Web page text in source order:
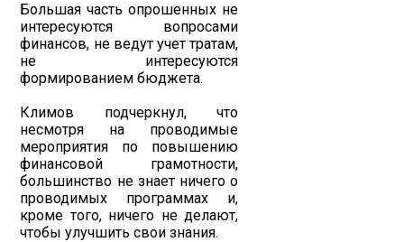
Большая часть опрошенных не
интересуются вопросами
финансов, не ведут учет тратам,
не интересуются
формированием бюджета.
Климов подчеркнул, что
несмотря на проводимые
мероприятия по повышению
финансовой грамотности,
большинство не знает ничего о
проводимых программах и,
кроме того, ничего не делают,
чтобы улучшить свои знания.